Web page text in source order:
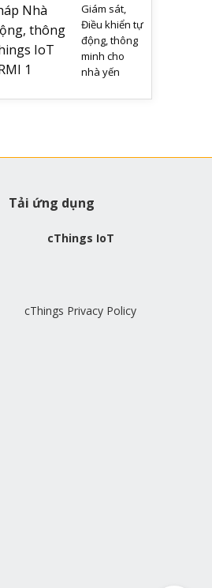
Giám sát,
Điều khiển tự
động, thông
minh cho
nhà yến
Tải ứng dụng
cThings IoT
cThings Privacy Policy